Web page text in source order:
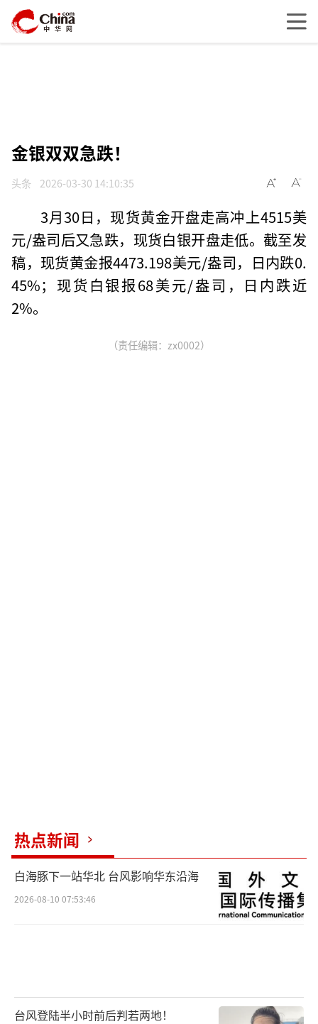
金银双双急跌！
头条 2026-03-30 14:10:35
3月30日，现货黄金开盘走高冲上4515美
元/盎司后又急跌，现货白银开盘走低。截至发
稿，现货黄金报4473.198美元/盎司，日内跌0.
45%；现货白银报68美元/盎司，日内跌近
2%。
（责任编辑：zx0002）
热点新闻
白海豚下一站华北 台风影响华东沿海
2026-08-10 07:53:46
台风登陆半小时前后判若两地！